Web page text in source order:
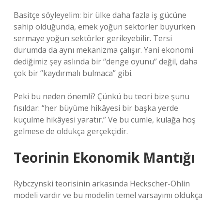
Basitçe söyleyelim: bir ülke daha fazla iş gücüne
sahip olduğunda, emek yoğun sektörler büyürken
sermaye yoğun sektörler gerileyebilir. Tersi
durumda da aynı mekanizma çalışır. Yani ekonomi
dediğimiz şey aslında bir “denge oyunu” değil, daha
çok bir “kaydırmalı bulmaca” gibi.
Peki bu neden önemli? Çünkü bu teori bize şunu
fısıldar: “her büyüme hikâyesi bir başka yerde
küçülme hikâyesi yaratır.” Ve bu cümle, kulağa hoş
gelmese de oldukça gerçekçidir.
Teorinin Ekonomik Mantığı
Rybczynski teorisinin arkasında Heckscher-Ohlin
modeli vardır ve bu modelin temel varsayımı oldukça